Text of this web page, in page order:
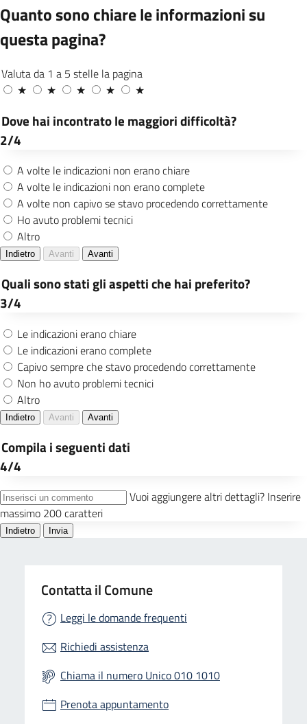
Contatta il Comune
Leggi le domande frequenti
Richiedi assistenza
Chiama il numero Unico 010 1010
Prenota appuntamento